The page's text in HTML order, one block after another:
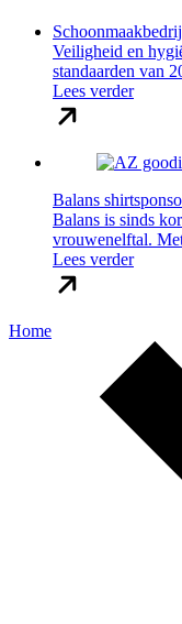
Veiligheid en
standaarden van
Lees verder
Balans
Balans is sinds
vrouwenelftal.
Lees verder
Home